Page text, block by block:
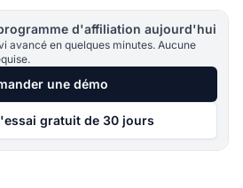
d'affiliation aujourd'hui
avancé en quelques minutes. Aucune
une démo
gratuit de 30 jours